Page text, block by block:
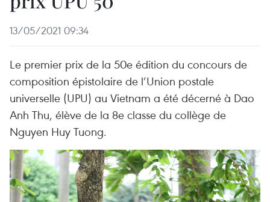
13/05/2021 09:34
Le premier prix de la 50e édition du concours de
composition épistolaire de l’Union postale
universelle (UPU) au Vietnam a été décerné à Dao
Anh Thu, élève de la 8e classe du collège de
Nguyen Huy Tuong.